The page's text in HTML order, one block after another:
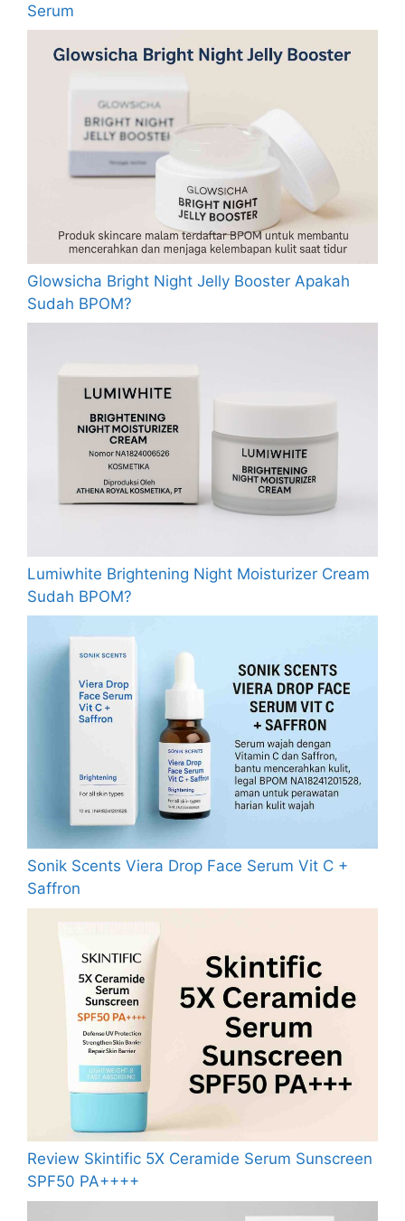
Serum
Glowsicha Bright Night Jelly Booster Apakah
Sudah BPOM?
Lumiwhite Brightening Night Moisturizer Cream
Sudah BPOM?
Sonik Scents Viera Drop Face Serum Vit C +
Saffron
Review Skintific 5X Ceramide Serum Sunscreen
SPF50 PA++++